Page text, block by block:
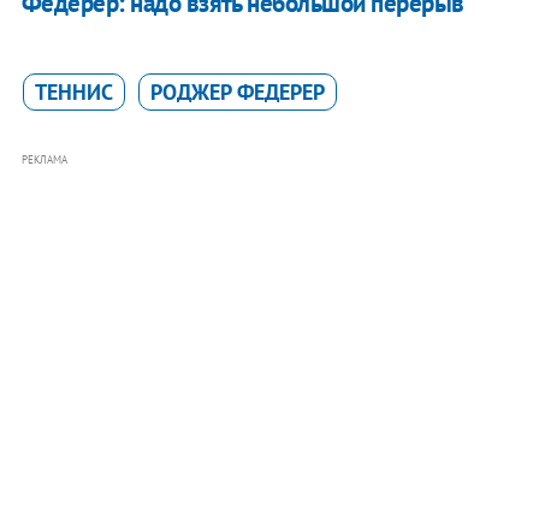
ТЕННИС РОДЖЕР ФЕДЕРЕР
РЕКЛАМА